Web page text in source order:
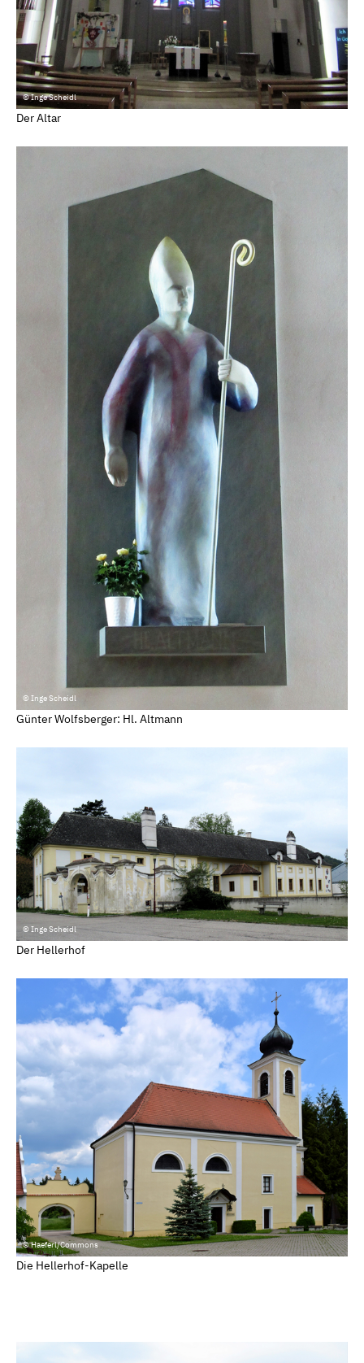
© Inge Scheidl
Der Altar
© Inge Scheidl
Günter Wolfsberger: Hl. Altmann
© Inge Scheidl
Der Hellerhof
© Haeferl/Commons
Die Hellerhof-Kapelle